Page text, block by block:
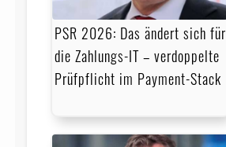
PSR 2026: Das ändert sich für
die Zahlungs-IT – verdoppelte
Prüfpflicht im Payment-Stack